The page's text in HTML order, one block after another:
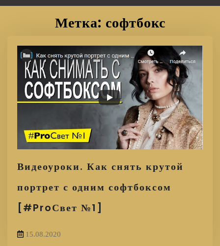
Метка: софтбокс
Видеоуроки. Как снять крутой
портрет с одним софтбоксом
[#ProСвет №1]
15.08.2020